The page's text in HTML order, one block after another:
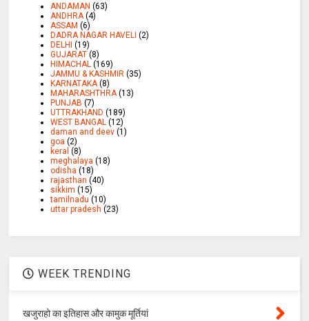
ANDAMAN (63)
ANDHRA (4)
ASSAM (6)
DADRA NAGAR HAVELI (2)
DELHI (19)
GUJARAT (8)
HIMACHAL (169)
JAMMU & KASHMIR (35)
KARNATAKA (8)
MAHARASHTHRA (13)
PUNJAB (7)
UTTRAKHAND (189)
WEST BANGAL (12)
daman and deev (1)
goa (2)
keral (8)
meghalaya (18)
odisha (18)
rajasthan (40)
sikkim (15)
tamilnadu (10)
uttar pradesh (23)
WEEK TRENDING
खजुराहो का इतिहास और कामुक मूर्तियां